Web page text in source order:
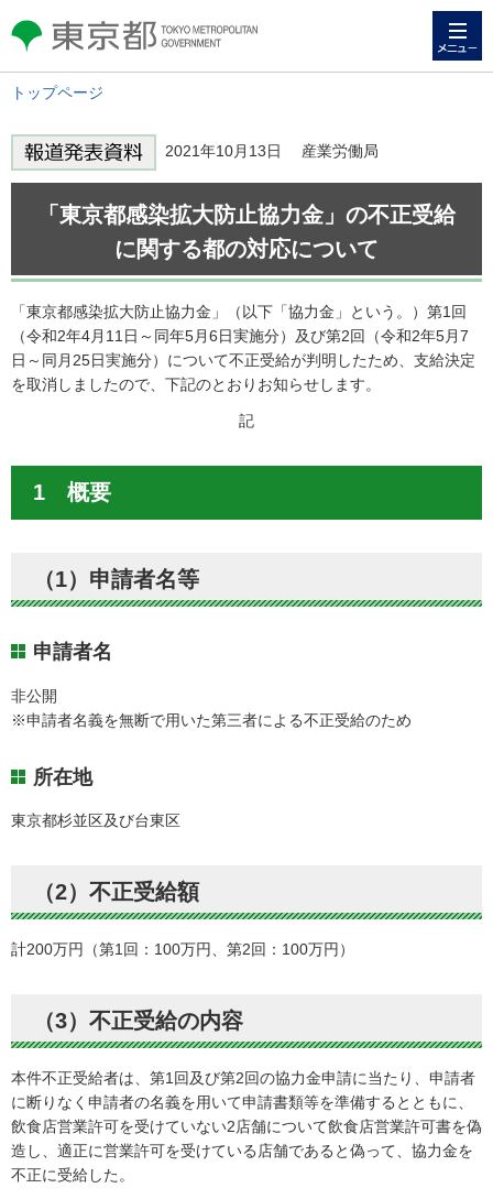
東京都 TOKYO METROPOLITAN
GOVERNMENT
トップページ
2021年10月13日 産業労働局
「東京都感染拡大防止協力金」の不正受給
に関する都の対応について
「東京都感染拡大防止協力金」（以下「協力金」という。）第1回
（令和2年4月11日～同年5月6日実施分）及び第2回（令和2年5月7
日～同月25日実施分）について不正受給が判明したため、支給決定
を取消しましたので、下記のとおりお知らせします。
記
1 概要
（1）申請者名等
申請者名
非公開
※申請者名義を無断で用いた第三者による不正受給のため
所在地
東京都杉並区及び台東区
（2）不正受給額
計200万円（第1回：100万円、第2回：100万円）
（3）不正受給の内容
本件不正受給者は、第1回及び第2回の協力金申請に当たり、申請者
に断りなく申請者の名義を用いて申請書類等を準備するとともに、
飲食店営業許可を受けていない2店舗について飲食店営業許可書を偽
造し、適正に営業許可を受けている店舗であると偽って、協力金を
不正に受給した。